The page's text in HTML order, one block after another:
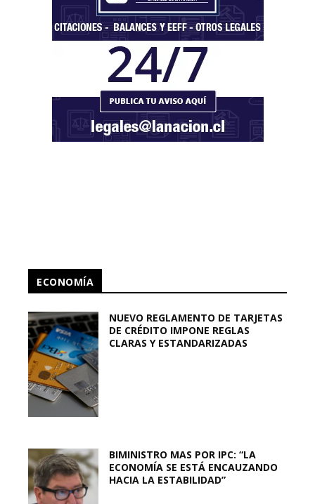
ECONOMÍA
NUEVO REGLAMENTO DE TARJETAS
DE CRÉDITO IMPONE REGLAS
CLARAS Y ESTANDARIZADAS
BIMINISTRO MAS POR IPC: “LA
ECONOMÍA SE ESTÁ ENCAUZANDO
HACIA LA ESTABILIDAD”